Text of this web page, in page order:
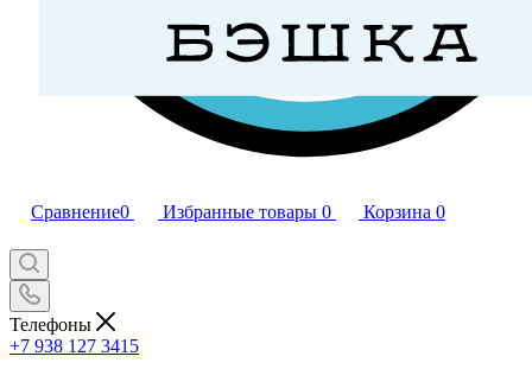
Сравнение0 Избранные товары 0 Корзина 0
Телефоны
+7 938 127 3415